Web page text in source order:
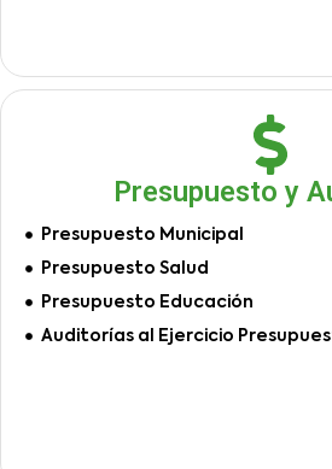
Presupuesto y
Presupuesto Municipal
Presupuesto Salud
Presupuesto Educación
Auditorías al Ejercicio